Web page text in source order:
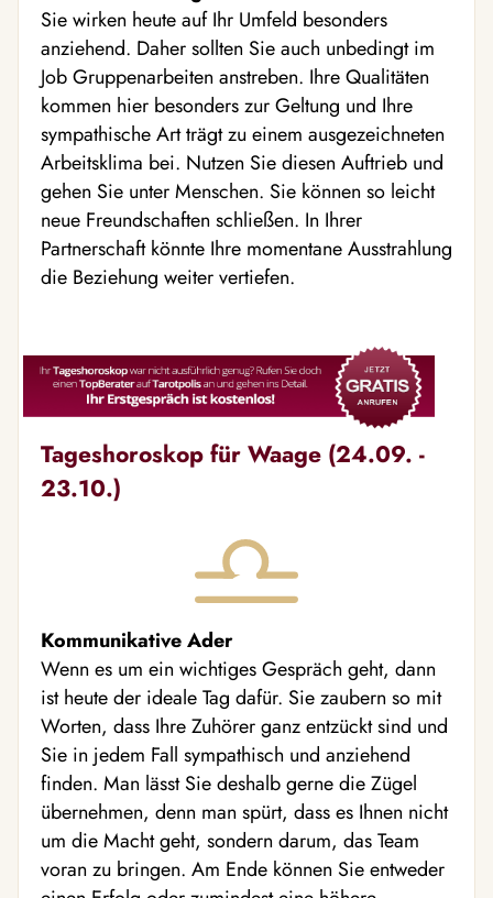
Sie wirken heute auf Ihr Umfeld besonders
anziehend. Daher sollten Sie auch unbedingt im
Job Gruppenarbeiten anstreben. Ihre Qualitäten
kommen hier besonders zur Geltung und Ihre
sympathische Art trägt zu einem ausgezeichneten
Arbeitsklima bei. Nutzen Sie diesen Auftrieb und
gehen Sie unter Menschen. Sie können so leicht
neue Freundschaften schließen. In Ihrer
Partnerschaft könnte Ihre momentane Ausstrahlung
die Beziehung weiter vertiefen.
Tageshoroskop für Waage (24.09. -
23.10.)
Kommunikative Ader
Wenn es um ein wichtiges Gespräch geht, dann
ist heute der ideale Tag dafür. Sie zaubern so mit
Worten, dass Ihre Zuhörer ganz entzückt sind und
Sie in jedem Fall sympathisch und anziehend
finden. Man lässt Sie deshalb gerne die Zügel
übernehmen, denn man spürt, dass es Ihnen nicht
um die Macht geht, sondern darum, das Team
voran zu bringen. Am Ende können Sie entweder